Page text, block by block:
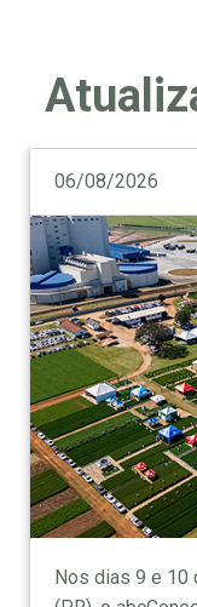
06/08/2026
Nos dias 9 e 10